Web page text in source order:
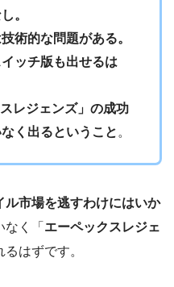
。
術的な問題がある。
ッチ版も出せるは
レジェンズ」の成功
く出るということ 。
ル市場を逃すわけにはいか
く「 エーペックスレジェ
はずです。